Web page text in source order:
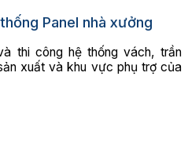
Panel nhà xưởng
thi công hệ thống vách, trần
xuất và khu vực phụ trợ của